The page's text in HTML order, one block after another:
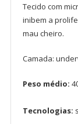
Tecido com
inibem a
mau cheiro.
Camada:
Peso médio:
Tecnologias: